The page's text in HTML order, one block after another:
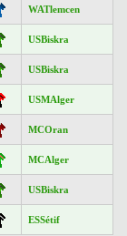
WATlemcen
USBiskra
USBiskra
USMAlger
MCOran
MCAlger
USBiskra
ESSétif